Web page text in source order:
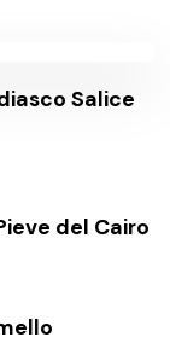
Salice
del Cairo